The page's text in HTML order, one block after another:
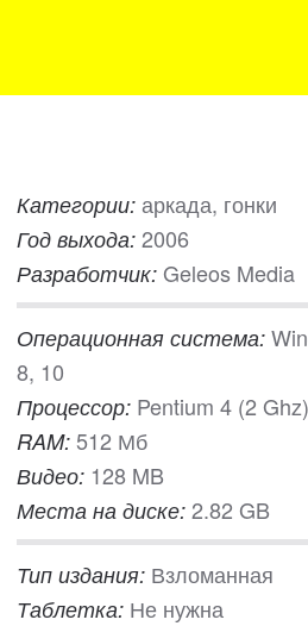
Категории: аркада, гонки
Год выхода: 2006
Разработчик: Geleos Media
Операционная система:
8, 10
Процессор: Pentium 4 (2 Ghz)
RAM: 512 Мб
Видео: 128 MB
Места на диске: 2.82 GB
Тип издания: Взломанная
Таблетка: Не нужна